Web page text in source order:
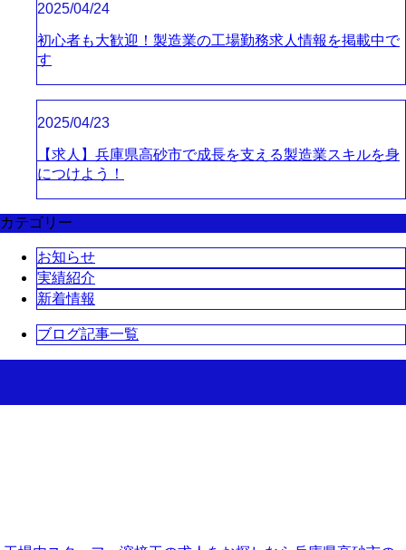
2025/04/24
初心者も大歓迎！製造業の工場勤務求人情報を掲載中で
す
2025/04/23
【求人】兵庫県高砂市で成長を支える製造業スキルを身
につけよう！
カテゴリー
お知らせ
実績紹介
新着情報
ブログ記事一覧